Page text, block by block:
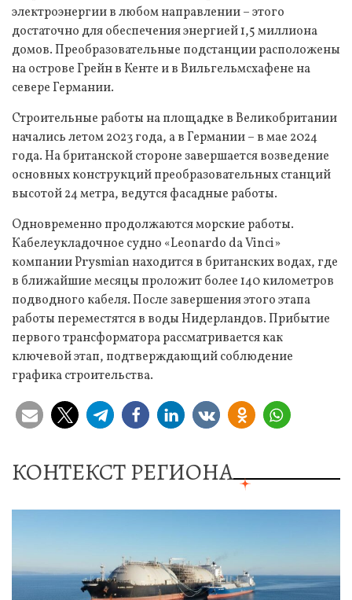
электроэнергии в любом направлении – этого
достаточно для обеспечения энергией 1,5 миллиона
домов. Преобразовательные подстанции расположены
на острове Грейн в Кенте и в Вильгельмсхафене на
севере Германии.
Строительные работы на площадке в Великобритании
начались летом 2023 года, а в Германии – в мае 2024
года. На британской стороне завершается возведение
основных конструкций преобразовательных станций
высотой 24 метра, ведутся фасадные работы.
Одновременно продолжаются морские работы.
Кабелеукладочное судно «Leonardo da Vinci»
компании Prysmian находится в британских водах, где
в ближайшие месяцы проложит более 140 километров
подводного кабеля. После завершения этого этапа
работы переместятся в воды Нидерландов. Прибытие
первого трансформатора рассматривается как
ключевой этап, подтверждающий соблюдение
графика строительства.
КОНТЕКСТ РЕГИОНА